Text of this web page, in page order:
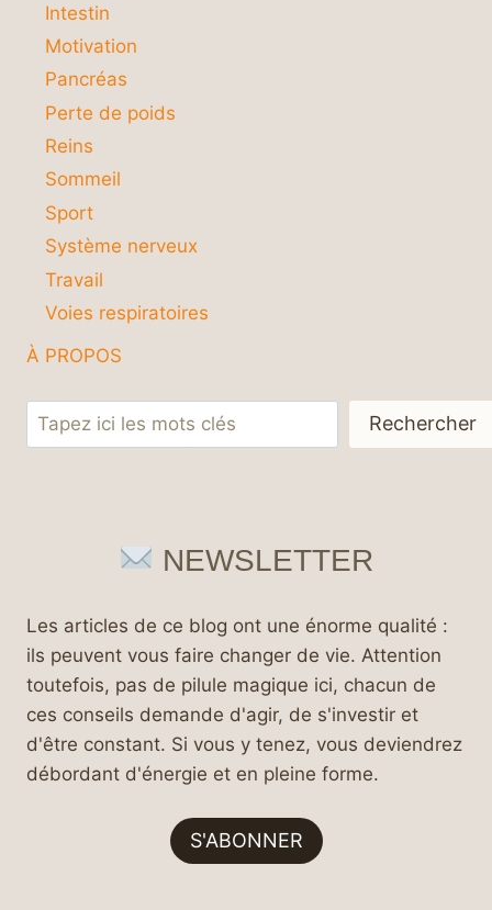
Intestin
Motivation
Pancréas
Perte de poids
Reins
Sommeil
Sport
Système nerveux
Travail
Voies respiratoires
À PROPOS
Rechercher Rechercher
NEWSLETTER
Les articles de ce blog ont une énorme qualité :
ils peuvent vous faire changer de vie. Attention
toutefois, pas de pilule magique ici, chacun de
ces conseils demande d'agir, de s'investir et
d'être constant. Si vous y tenez, vous deviendrez
débordant d'énergie et en pleine forme.
S'ABONNER